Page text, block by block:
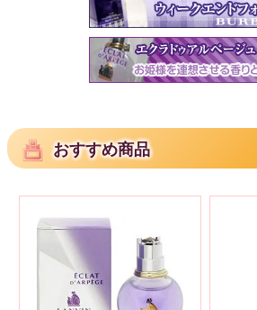
おすすめ商品